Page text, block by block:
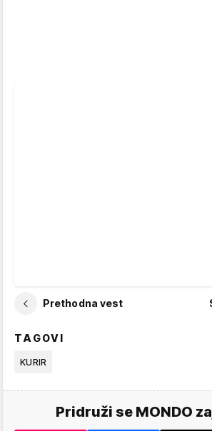
Prethodna vest
TAGOVI
KURIR
Pridruži se MONDO